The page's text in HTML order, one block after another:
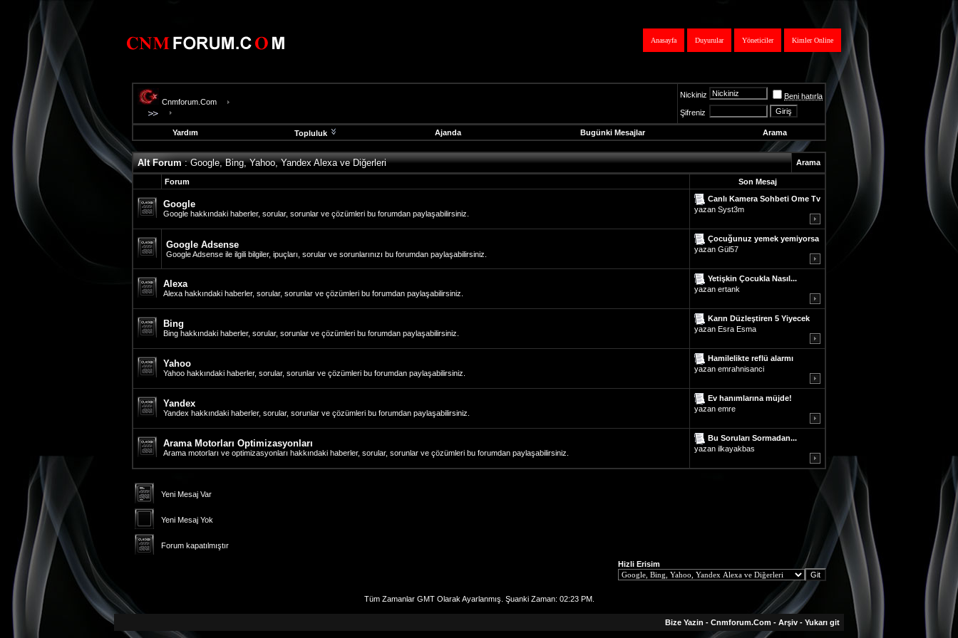
Kimler Online
Yöneticiler
Duyurular
Anasayfa
Cnmforum.Com
Nickiniz
Beni hatırla
Şifreniz
Yardım Topluluk Ajanda Bugünki Mesajlar Arama
evooli
fethiye
gaziantep
escort
gaziantep
escort
Alt Forum: Google, Bing, Yahoo, Yandex Alexa ve Diğerleri Arama
Forum Son Mesaj
Google
Google hakkındaki haberler, sorular, sorunlar ve çözümleri bu forumdan paylaşabilirsiniz.
Canlı Kamera Sohbeti Ome Tv
yazan Syst3m
Google Adsense
Google Adsense ile ilgili bilgiler, ipuçları, sorular ve sorunlarınızı bu forumdan paylaşabilirsiniz.
Çocuğunuz yemek yemiyorsa
yazan Gül57
Alexa
Alexa hakkındaki haberler, sorular, sorunlar ve çözümleri bu forumdan paylaşabilirsiniz.
Yetişkin Çocukla Nasıl...
yazan ertank
Bing
Bing hakkındaki haberler, sorular, sorunlar ve çözümleri bu forumdan paylaşabilirsiniz.
Karın Düzleştiren 5 Yiyecek
yazan Esra Esma
Yahoo
Yahoo hakkındaki haberler, sorular, sorunlar ve çözümleri bu forumdan paylaşabilirsiniz.
Hamilelikte reflü alarmı
yazan emrahnisanci
Yandex
Yandex hakkındaki haberler, sorular, sorunlar ve çözümleri bu forumdan paylaşabilirsiniz.
Ev hanımlarına müjde!
yazan emre
Arama Motorları Optimizasyonları
Arama motorları ve optimizasyonları hakkındaki haberler, sorular, sorunlar ve çözümleri bu forumdan paylaşabilirsiniz.
Bu Soruları Sormadan...
yazan ilkayakbas
Yeni Mesaj Var
Yeni Mesaj Yok
Forum kapatılmıştır
Hizli Erisim
Tüm Zamanlar GMT Olarak Ayarlanmış. Şuanki Zaman: 02:23 PM.
Bize Yazin - Cnmforum.Com - Arşiv - Yukarı git